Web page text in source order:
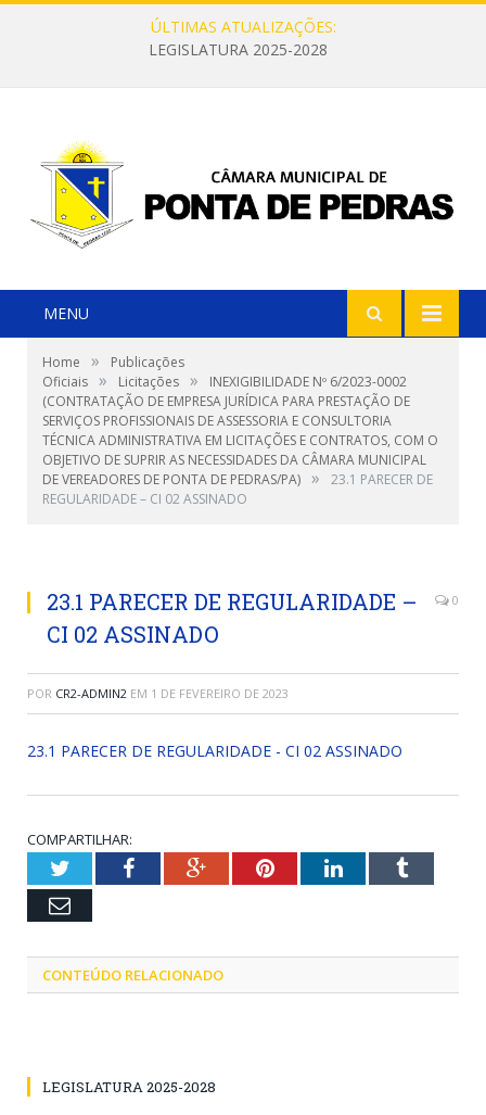
ÚLTIMAS ATUALIZAÇÕES:
LEGISLATURA 2025-2028
MENU
Home »
Publicações
Oficiais » Licitações »
INEXIGIBILIDADE Nº 6/2023-0002
(CONTRATAÇÃO DE EMPRESA JURÍDICA PARA PRESTAÇÃO DE
SERVIÇOS PROFISSIONAIS DE ASSESSORIA E CONSULTORIA
TÉCNICA ADMINISTRATIVA EM LICITAÇÕES E CONTRATOS, COM O
OBJETIVO DE SUPRIR AS NECESSIDADES DA CÂMARA MUNICIPAL
DE VEREADORES DE PONTA DE PEDRAS/PA) »
23.1 PARECER DE
REGULARIDADE – CI 02 ASSINADO
23.1 PARECER DE REGULARIDADE –
CI 02 ASSINADO
0
POR CR2-ADMIN2 EM 1 DE FEVEREIRO DE 2023
23.1 PARECER DE REGULARIDADE - CI 02 ASSINADO
COMPARTILHAR:
TwitterFacebookGoogle+PinterestLinkedInTumblr
Email
CONTEÚDO RELACIONADO
LEGISLATURA 2025-2028